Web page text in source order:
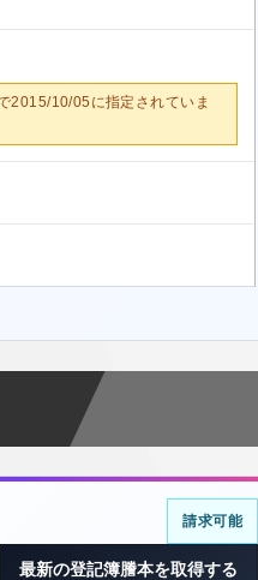
2015/10/05に指定されていま
請求可能
最新の登記簿謄本を取得する